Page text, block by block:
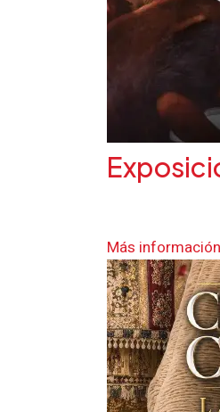
Más información